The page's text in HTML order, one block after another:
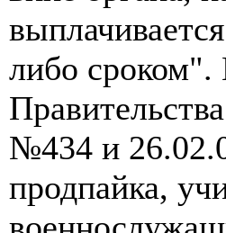
либо сроком".
№434 и
продпайка,